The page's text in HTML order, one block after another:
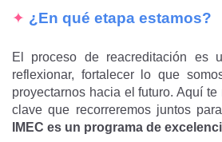
✦ ¿En qué etapa estamos?
El proceso de reacreditación es
reflexionar, fortalecer lo que
proyectarnos hacia el futuro. Aquí
clave que recorreremos juntos
IMEC es un programa de